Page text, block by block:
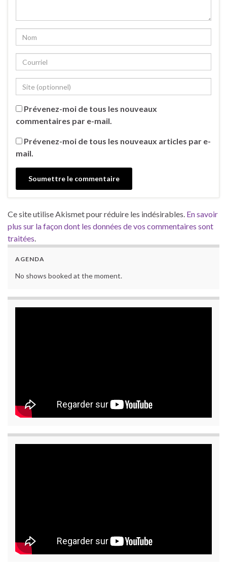
Prévenez-moi de tous les nouveaux
commentaires par e-mail.
Prévenez-moi de tous les nouveaux articles par e-
mail.
Ce site utilise Akismet pour réduire les indésirables. En savoir
plus sur la façon dont les données de vos commentaires sont
traitées.
AGENDA
No shows booked at the moment.